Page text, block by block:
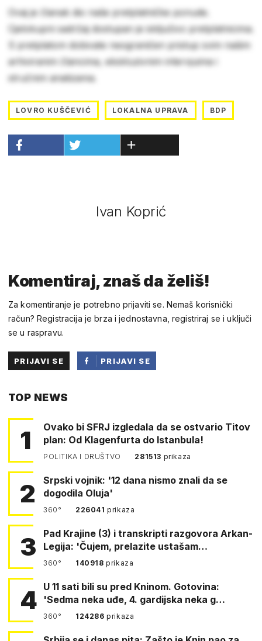
Ovaj je članak dio naše pretplatničke ponude.
Cjelokupni sadržaj dostupan je isključivo pretplatnicima.
S pretplatom dobivate neograničen pristup svim našim
arhiviranim člancima, ekskluzivnim intervjuima i
stručnim analizama.
LOVRO KUŠČEVIĆ LOKALNA UPRAVA BDP
Ivan Koprić
Komentiraj, znaš da želiš!
Za komentiranje je potrebno prijaviti se. Nemaš korisnički
račun? Registracija je brza i jednostavna, registriraj se i uključi
se u raspravu.
PRIJAVI SE
PRIJAVI SE
TOP NEWS
1
Ovako bi SFRJ izgledala da se ostvario Titov
plan: Od Klagenfurta do Istanbula!
POLITIKA I DRUŠTVO 281513 prikaza
2
Srpski vojnik: '12 dana nismo znali da se
dogodila Oluja'
360° 226041prikaza
3
Pad Krajine (3) i transkripti razgovora Arkan-
Legija: 'Čujem, prelazite ustašam…
360° 140918prikaza
4 U 11 sati bili su pred Kninom. Gotovina:
'Sedma neka uđe, 4. gardijska neka g…
360° 124286prikaza